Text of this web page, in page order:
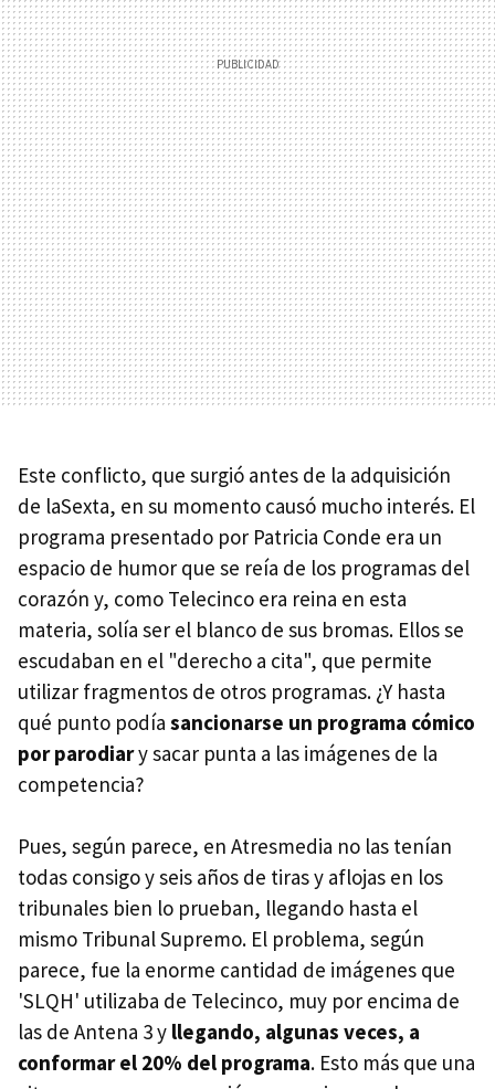
Este conflicto, que surgió antes de la adquisición
de laSexta, en su momento causó mucho interés. El
programa presentado por Patricia Conde era un
espacio de humor que se reía de los programas del
corazón y, como Telecinco era reina en esta
materia, solía ser el blanco de sus bromas. Ellos se
escudaban en el "derecho a cita", que permite
utilizar fragmentos de otros programas. ¿Y hasta
qué punto podía sancionarse un programa cómico
por parodiary sacar punta a las imágenes de la
competencia?
Pues, según parece, en Atresmedia no las tenían
todas consigo y seis años de tiras y aflojas en los
tribunales bien lo prueban, llegando hasta el
mismo Tribunal Supremo. El problema, según
parece, fue la enorme cantidad de imágenes que
'SLQH' utilizaba de Telecinco, muy por encima de
las de Antena 3 y llegando, algunas veces, a
conformar el 20% del programa. Esto más que una